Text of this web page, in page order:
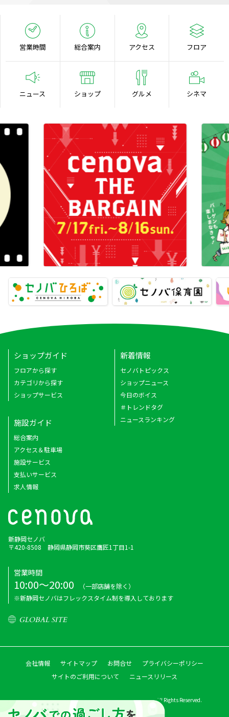
営業時間 総合案内 アクセス フロア
ニュース ショップ グルメ シネマ
ショップガイド
フロアから探す
カテゴリから探す
ショップサービス
新着情報
セノバトピックス
ショップニュース
今日のボイス
＃トレンドタグ
ニュースランキング
施設ガイド
総合案内
アクセス＆駐車場
施設サービス
支払いサービス
求人情報
新静岡セノバ
〒420-8508 静岡県静岡市葵区鷹匠1丁目1-1
営業時間
10:00～20:00
（一部店舗を除く）
※新静岡セノバはフレックスタイム制を導入しております
GLOBAL SITE
会社情報 サイトマップ お問合せ
プライバシーポリシー
サイトのご利用について
ニュースリリース
Copyright © Shizutetsu Property Management Co.,ltd. All Rights Reserved.